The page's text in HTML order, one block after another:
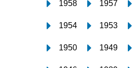
1958 1957
1954 1953
1950 1949